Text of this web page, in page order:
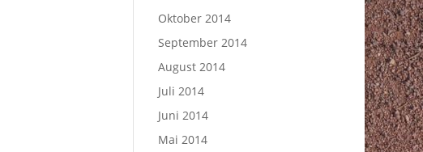
Oktober 2014
September 2014
August 2014
Juli 2014
Juni 2014
Mai 2014